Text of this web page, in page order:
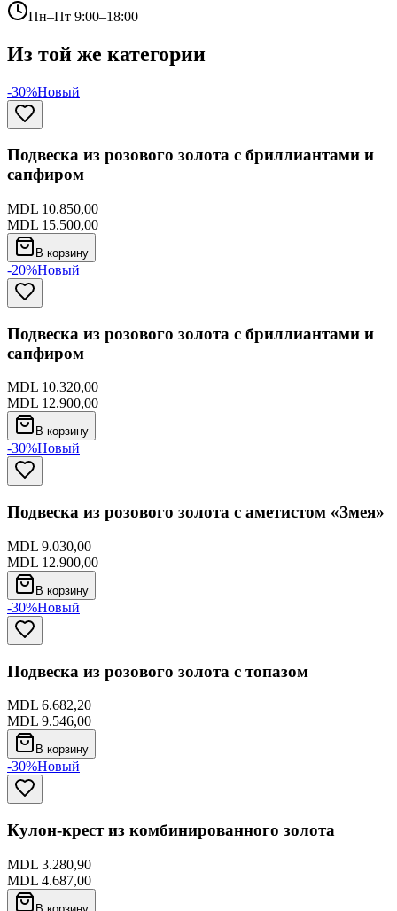
Пн–Пт 9:00–18:00
Из той же категории
-30%Новый
Подвеска из розового золота с бриллиантами и
сапфиром
MDL 10.850,00
MDL 15.500,00
В корзину
-20%Новый
Подвеска из розового золота с бриллиантами и
сапфиром
MDL 10.320,00
MDL 12.900,00
В корзину
-30%Новый
Подвеска из розового золота с аметистом «Змея»
MDL 9.030,00
MDL 12.900,00
В корзину
-30%Новый
Подвеска из розового золота с топазом
MDL 6.682,20
MDL 9.546,00
В корзину
-30%Новый
Кулон-крест из комбинированного золота
MDL 3.280,90
MDL 4.687,00